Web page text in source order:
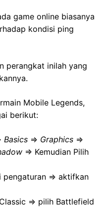
game online biasanya
kondisi ping
perangkat inilah yang
Mobile Legends,
berikut:
Basics => Graphics =>
=> Kemudian Pilih
=> aktifkan
=> pilih Battlefield